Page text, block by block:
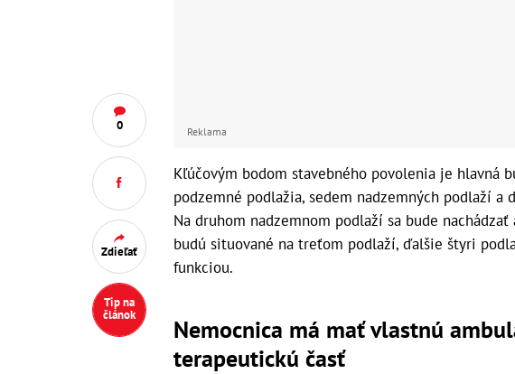
0
Zdieľať
Tip na
článok
Reklama
Kľúčovým bodom stavebného povolenia je hlavná
podzemné podlažia, sedem nadzemných podlaží a
Na druhom nadzemnom podlaží sa bude
budú situované na treťom podlaží, ďalšie štyri
funkciou.
Nemocnica má mať vlastnú
terapeutickú časť